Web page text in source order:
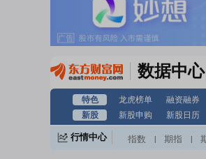
数据中心
特色 龙虎榜单 融资融券
新股
新股申购 新股日历
行情中心 指数 期指